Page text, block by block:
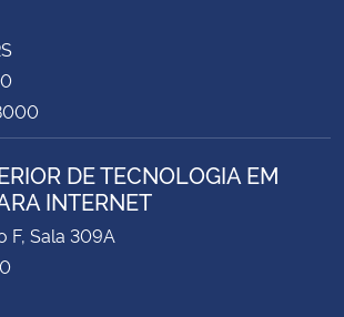
DE TECNOLOGIA EM
INTERNET
F, Sala 309A